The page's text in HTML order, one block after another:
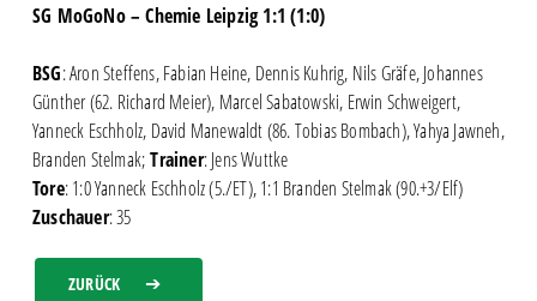
SG MoGoNo – Chemie Leipzig 1:1 (1:0)
BSG: Aron Steffens, Fabian Heine, Dennis Kuhrig, Nils Gräfe, Johannes
Günther (62. Richard Meier), Marcel Sabatowski, Erwin Schweigert,
Yanneck Eschholz, David Manewaldt (86. Tobias Bombach), Yahya Jawneh,
Branden Stelmak;Trainer: Jens Wuttke
Tore: 1:0 Yanneck Eschholz (5./ET), 1:1 Branden Stelmak (90.+3/Elf)
Zuschauer: 35
ZURÜCK